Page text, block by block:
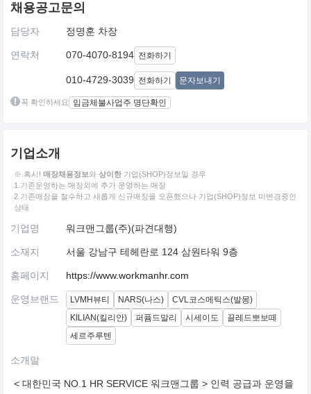
채용공고문의
담당자 정명훈 차장
연락처 070-4070-8194 전화하기
010-4729-3039 전화하기 문자보내기
꼭 확인하세요 임금체불사업주 명단확인
기업소개
※ 혹시! 매장채용정보와 상이한 기업(SHOP)정보일 경우
1.기존운영하는 매장외에 추가 운영하는 매장
2.기존매장을 철수하고 새롭게 신규매장을 오픈했으나 기업(SHOP)정보 미변경중인
상태
기업명 워크맨그룹(주)(파견대행)
소재지 서울 강남구 테헤란로 124 삼원타워 9층
홈페이지 https://www.workmanhr.com
운영브랜드 LVMH뷰티 NARS(나스)
CVL코스메틱스(발몽)
KILIAN(킬리안)
퍼퓸드말리 시세이도
끌레드뽀보떼
세르주루텐
소개말
< 대한민국 NO.1 HR SERVICE 워크맨그룹 > 인력 공급과 운영을